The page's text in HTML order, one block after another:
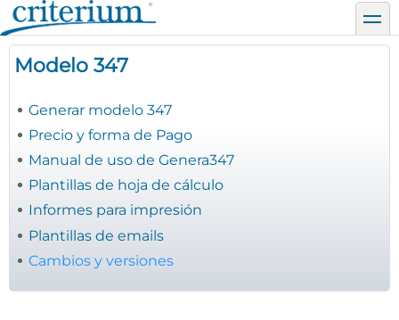
Pasar
al
contenido
principal
Modelo 347
Generar modelo 347
Precio y forma de Pago
Manual de uso de Genera347
Plantillas de hoja de cálculo
Informes para impresión
Plantillas de emails
Cambios y versiones